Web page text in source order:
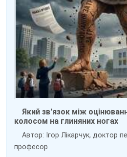
Який зв'язок між
колосом на глиняних ногах
Автор: Ігор Лікарчук, доктор
професор